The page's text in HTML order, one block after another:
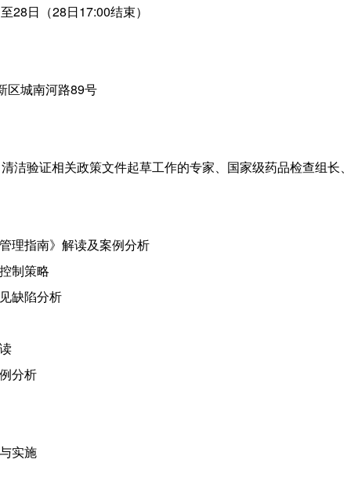
28日（28日17:00结束）
区城南河路89号
洁验证相关政策文件起草工作的专家、国家级药品检查组长
理指南》解读及案例分析
制策略
缺陷分析
分析
实施